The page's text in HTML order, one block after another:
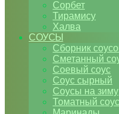
Сорбет
Тирамису
Халва
СОУСЫ
Сборник
Сметанный
Соевый соус
Соус сырный
Соусы на зиму
Томатный соус